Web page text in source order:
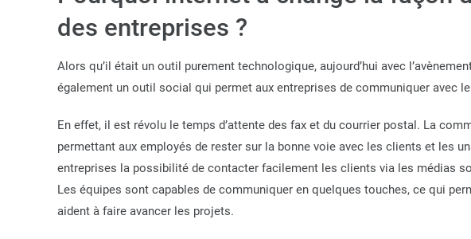
des entreprises ?
Alors qu’il était un outil purement technologique, aujourd’hui avec
également un outil social qui permet aux entreprises de communiquer avec
En effet, il est révolu le temps d’attente des fax et du courrier postal. La
permettant aux employés de rester sur la bonne voie avec les clients et les
entreprises la possibilité de contacter facilement les clients via les médias
Les équipes sont capables de communiquer en quelques touches, ce qui
aident à faire avancer les projets.